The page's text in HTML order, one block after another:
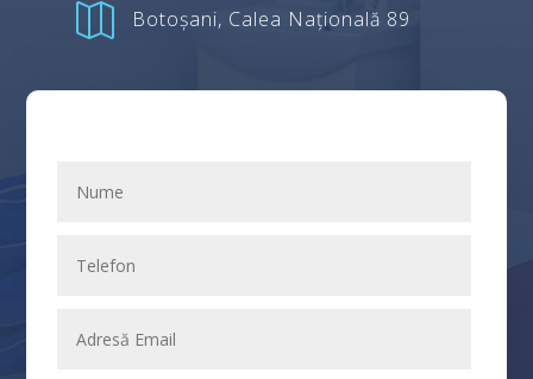
 Botoșani, Calea Națională 89